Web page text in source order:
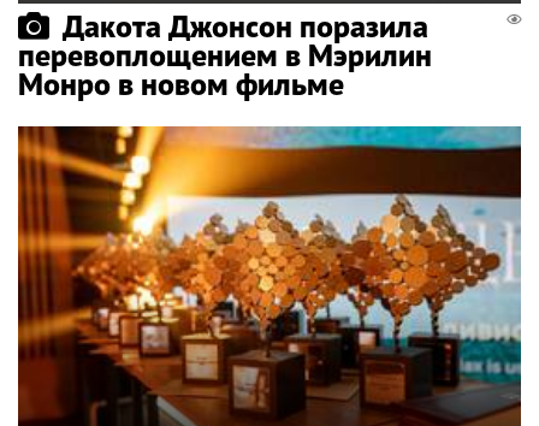
Дакота Джонсон поразила
перевоплощением в Мэрилин
Монро в новом фильме